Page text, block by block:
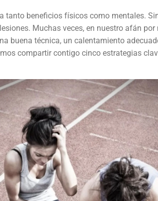
tanto beneficios físicos como mentales.
Muchas veces, en nuestro afán
buena técnica, un calentamiento
compartir contigo cinco estrategias